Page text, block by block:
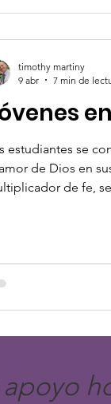
estudiantes se
de Dios en
de fe,
timothy martiny
9 abr
7 min de
apoyo